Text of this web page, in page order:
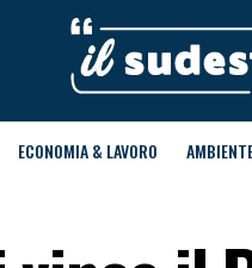
ECONOMIA & LAVORO